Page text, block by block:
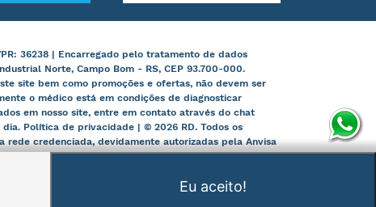
36238 | Encarregado pelo tratamento de dados
Norte, Campo Bom - RS, CEP 93.700-000.
site bem como promoções e ofertas, não devem ser
o médico está em condições de diagnosticar
em nosso site, entre em contato através do chat
Política de privacidade | © 2026 RD. Todos os
credenciada, devidamente autorizadas pela Anvisa
Eu aceito!